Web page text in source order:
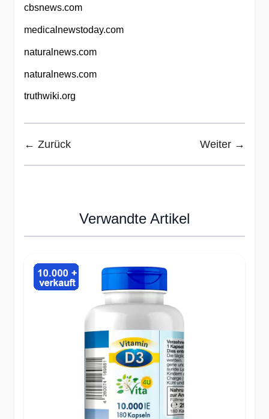
cbsnews.com
medicalnewstoday.com
naturalnews.com
naturalnews.com
truthwiki.org
← Zurück Weiter →
Verwandte Artikel